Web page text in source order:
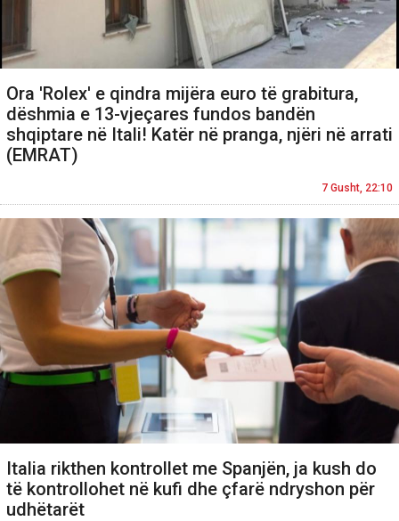
Ora 'Rolex' e qindra mijëra euro të grabitura,
dëshmia e 13-vjeçares fundos bandën
shqiptare në Itali! Katër në pranga, njëri në arrati
(EMRAT)
7 Gusht, 22:10
Italia rikthen kontrollet me Spanjën, ja kush do
të kontrollohet në kufi dhe çfarë ndryshon për
udhëtarët